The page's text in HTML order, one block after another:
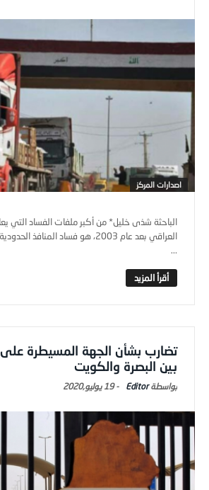
اصدارات المركز
الباحثة شذى خليل* من أكبر ملفات الفساد التي
العراقي بعد عام 2003، هو فساد
...
تضارب بشأن الجهة المسيطرة
بين البصرة والكويت
Editor
-19 يوليو,2020